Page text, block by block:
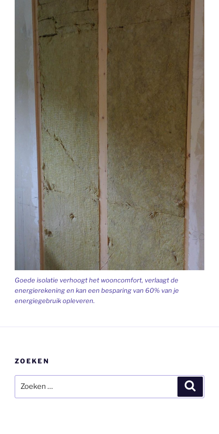
Goede isolatie verhoogt het wooncomfort, verlaagt de
energierekening en kan een besparing van 60% van je
energiegebruik opleveren.
ZOEKEN
naar: